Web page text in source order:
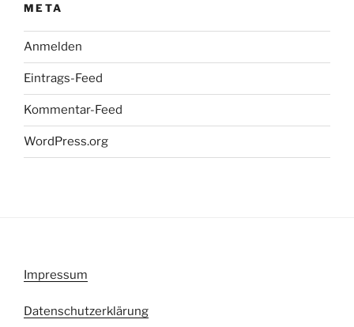
META
Anmelden
Eintrags-Feed
Kommentar-Feed
WordPress.org
Impressum
Datenschutzerklärung